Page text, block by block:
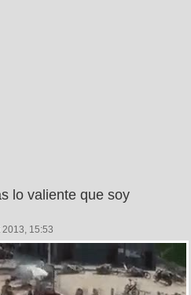
lo valiente que soy
2013, 15:53